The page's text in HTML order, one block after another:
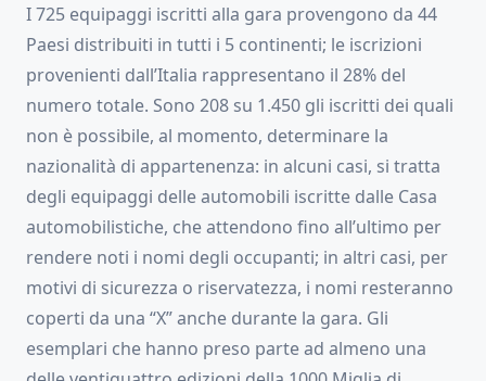
I 725 equipaggi iscritti alla gara provengono da 44
Paesi distribuiti in tutti i 5 continenti; le iscrizioni
provenienti dall’Italia rappresentano il 28% del
numero totale. Sono 208 su 1.450 gli iscritti dei quali
non è possibile, al momento, determinare la
nazionalità di appartenenza: in alcuni casi, si tratta
degli equipaggi delle automobili iscritte dalle Casa
automobilistiche, che attendono fino all’ultimo per
rendere noti i nomi degli occupanti; in altri casi, per
motivi di sicurezza o riservatezza, i nomi resteranno
coperti da una “X” anche durante la gara. Gli
esemplari che hanno preso parte ad almeno una